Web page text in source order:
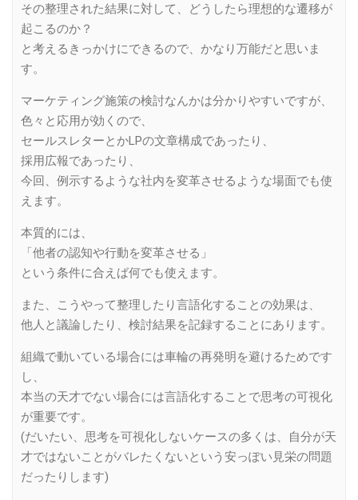
その整理された結果に対して、どうしたら理想的な遷移が
起こるのか？
と考えるきっかけにできるので、かなり万能だと思いま
す。
マーケティング施策の検討なんかは分かりやすいですが、
色々と応用が効くので、
セールスレターとかLPの文章構成であったり、
採用広報であったり、
今回、例示するような社内を変革させるような場面でも使
えます。
本質的には、
「他者の認知や行動を変革させる」
という条件に合えば何でも使えます。
また、こうやって整理したり言語化することの効果は、
他人と議論したり、検討結果を記録することにあります。
組織で動いている場合には車輪の再発明を避けるためです
し、
本当の天才でない場合には言語化することで思考の可視化
が重要です。
(だいたい、思考を可視化しないケースの多くは、自分が天
才ではないことがバレたくないという安っぽい見栄の問題
だったりします)